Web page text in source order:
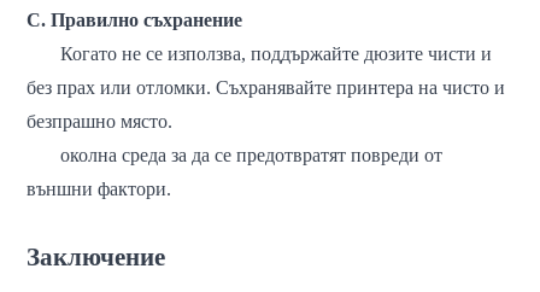
C. Правилно съхранение
Когато не се използва, поддържайте дюзите чисти и
без прах или отломки. Съхранявайте принтера на чисто и
безпрашно място.
околна средаза да се предотвратят повреди от
външни фактори.
Заключение